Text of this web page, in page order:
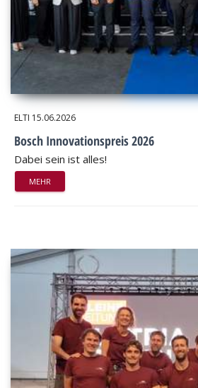
ELTI 15.06.2026
Bosch Innovationspreis 2026
Dabei sein ist alles!
MEHR